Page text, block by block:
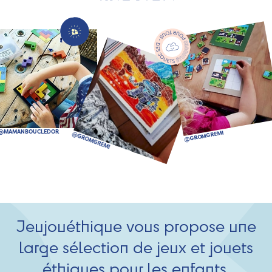
Jeujouéthique vous propose une
large sélection de jeux et jouets